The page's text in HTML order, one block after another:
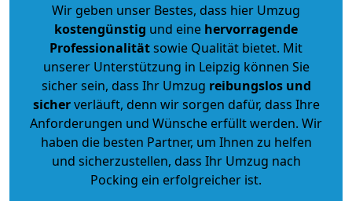
Wir geben unser Bestes, dass hier Umzug
kostengünstig und eine hervorragende
Professionalitätsowie Qualität bietet. Mit
unserer Unterstützung in Leipzig können Sie
sicher sein, dass Ihr Umzug reibungslos und
sicherverläuft, denn wir sorgen dafür, dass Ihre
Anforderungen und Wünsche erfüllt werden. Wir
haben die besten Partner, um Ihnen zu helfen
und sicherzustellen, dass Ihr Umzug nach
Pocking ein erfolgreicher ist.